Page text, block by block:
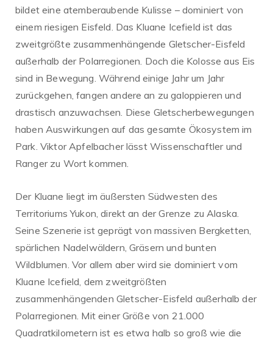
bildet eine atemberaubende Kulisse – dominiert von
einem riesigen Eisfeld. Das Kluane Icefield ist das
zweitgrößte zusammenhängende Gletscher-Eisfeld
außerhalb der Polarregionen. Doch die Kolosse aus Eis
sind in Bewegung. Während einige Jahr um Jahr
zurückgehen, fangen andere an zu galoppieren und
drastisch anzuwachsen. Diese Gletscherbewegungen
haben Auswirkungen auf das gesamte Ökosystem im
Park. Viktor Apfelbacher lässt Wissenschaftler und
Ranger zu Wort kommen.
Der Kluane liegt im äußersten Südwesten des
Territoriums Yukon, direkt an der Grenze zu Alaska.
Seine Szenerie ist geprägt von massiven Bergketten,
spärlichen Nadelwäldern, Gräsern und bunten
Wildblumen. Vor allem aber wird sie dominiert vom
Kluane Icefield, dem zweitgrößten
zusammenhängenden Gletscher-Eisfeld außerhalb der
Polarregionen. Mit einer Größe von 21.000
Quadratkilometern ist es etwa halb so groß wie die